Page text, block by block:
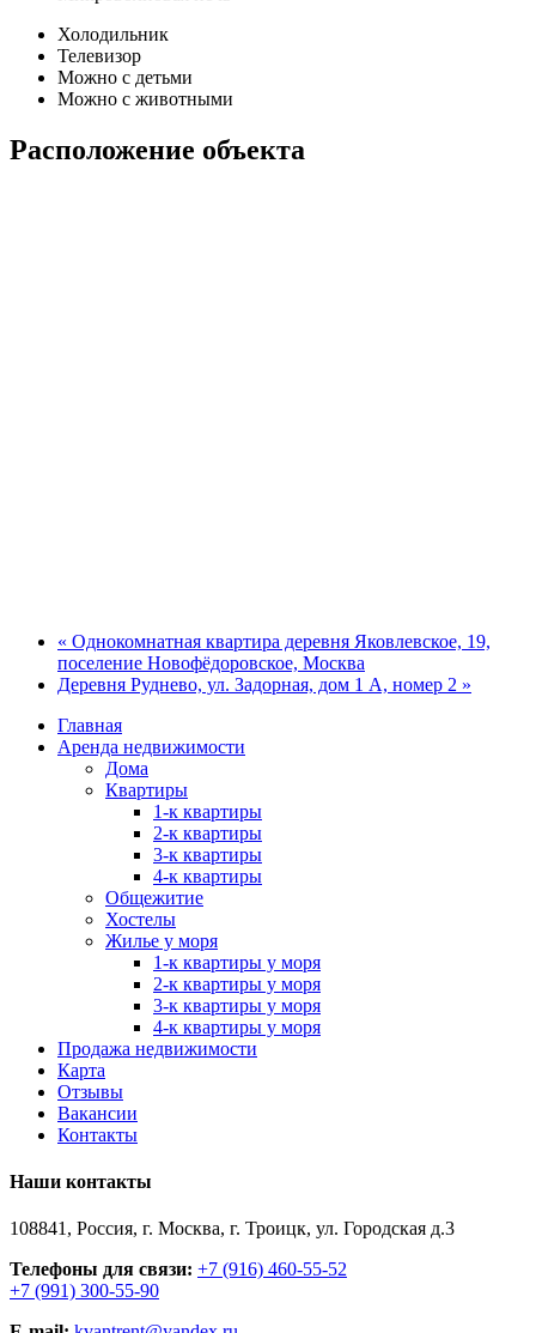
Холодильник
Телевизор
Можно с детьми
Можно с животными
Расположение объекта
« Однокомнатная квартира деревня Яковлевское, 19,
поселение Новофёдоровское, Москва
Деревня Руднево, ул. Задорная, дом 1 А, номер 2 »
Главная
Аренда недвижимости
Дома
Квартиры
1-к квартиры
2-к квартиры
3-к квартиры
4-к квартиры
Общежитие
Хостелы
Жилье у моря
1-к квартиры у моря
2-к квартиры у моря
3-к квартиры у моря
4-к квартиры у моря
Продажа недвижимости
Карта
Отзывы
Вакансии
Контакты
Наши контакты
108841, Россия, г. Москва, г. Троицк, ул. Городская д.3
Телефоны для связи: +7 (916) 460-55-52
+7 (991) 300-55-90